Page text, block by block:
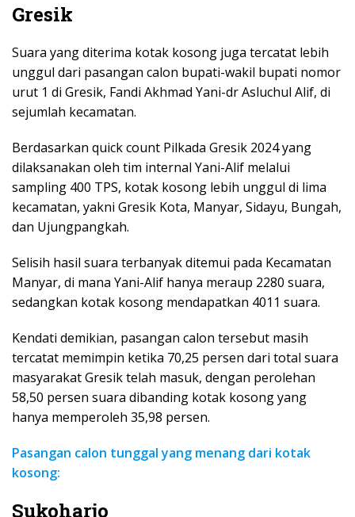
Gresik
Suara yang diterima kotak kosong juga tercatat lebih
unggul dari pasangan calon bupati-wakil bupati nomor
urut 1 di Gresik, Fandi Akhmad Yani-dr Asluchul Alif, di
sejumlah kecamatan.
Berdasarkan quick count Pilkada Gresik 2024 yang
dilaksanakan oleh tim internal Yani-Alif melalui
sampling 400 TPS, kotak kosong lebih unggul di lima
kecamatan, yakni Gresik Kota, Manyar, Sidayu, Bungah,
dan Ujungpangkah.
Selisih hasil suara terbanyak ditemui pada Kecamatan
Manyar, di mana Yani-Alif hanya meraup 2280 suara,
sedangkan kotak kosong mendapatkan 4011 suara.
Kendati demikian, pasangan calon tersebut masih
tercatat memimpin ketika 70,25 persen dari total suara
masyarakat Gresik telah masuk, dengan perolehan
58,50 persen suara dibanding kotak kosong yang
hanya memperoleh 35,98 persen.
Pasangan calon tunggal yang menang dari kotak
kosong:
Sukoharjo